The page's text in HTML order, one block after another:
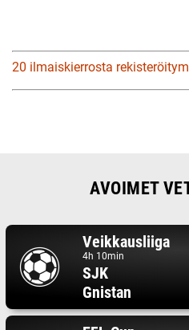
20 ilmaiskierrosta
AVOIMET
Veikkausliiga
4h 10min
SJK
Gnistan